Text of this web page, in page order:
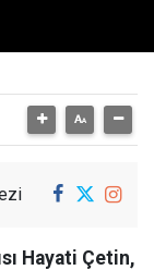
Hayati Çetin,